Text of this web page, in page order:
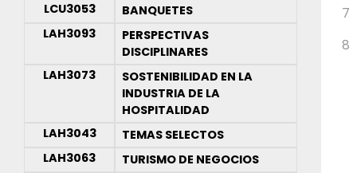
7
8
LCU3053
BANQUETES
LAH3093
PERSPECTIVAS
DISCIPLINARES
LAH3073
SOSTENIBILIDAD EN LA
INDUSTRIA DE LA
HOSPITALIDAD
LAH3043
TEMAS SELECTOS
LAH3063
TURISMO DE NEGOCIOS